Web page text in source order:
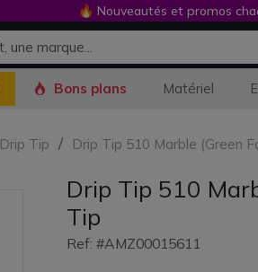
Bons plans Matériel
Drip Tip Drip Tip 510 Marble (Green
Drip Tip 510
Tip
Ref: #AMZ00015611
🔥 Nouveautés et promos